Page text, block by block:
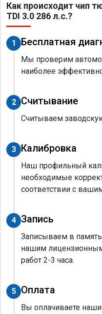
Как происходит чип
TDI 3.0 286 л.с.?
1 Бесплатная
Мы проверим
наиболее
2 Считывание
Считываем
3 Калибровка
Наш профильный
необходимые
соответствии с
4 Запись
Записываем в
нашим
работ 2-3 часа.
5 Оплата
Вы оплачиваете